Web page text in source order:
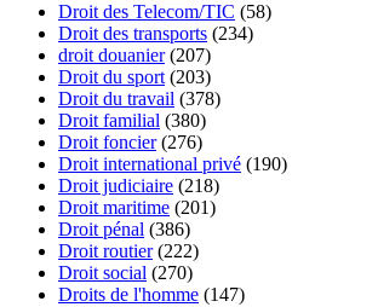
Droit des Telecom/TIC (58)
Droit des transports (234)
droit douanier(207)
Droit du sport (203)
Droit du travail (378)
Droit familial (380)
Droit foncier(276)
Droit international privé (190)
Droit judiciaire (218)
Droit maritime (201)
Droit pénal (386)
Droit routier(222)
Droit social (270)
Droits de l'homme (147)